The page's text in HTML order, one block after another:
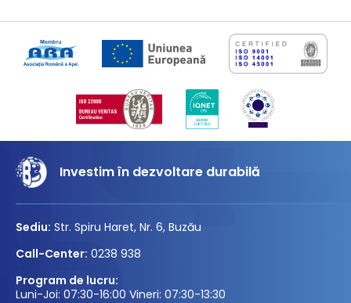
Investim în dezvoltare durabilă
Sediu: Str. Spiru Haret, Nr. 6, Buzău
Call-Center: 0238 938
Program de lucru:
Luni-Joi: 07:30-16:00 Vineri: 07:30-13:30